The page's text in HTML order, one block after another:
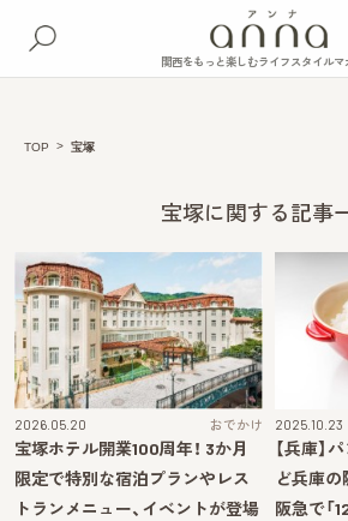
関西をもっと楽しむライフスタイルマ
TOP 宝塚
宝塚に関する記事
2026.05.20 おでかけ
宝塚ホテル開業100周年！ 3か月
限定で特別な宿泊プランやレス
トランメニュー、イベントが登場
2025.10.23
【兵庫】
ど兵庫の
阪急で「